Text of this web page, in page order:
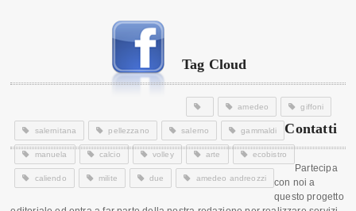
Tag Cloud
amedeo giffoni
salernitana pellezzano salerno gammaldi
manuela calcio volley arte ecobistro
caliendo milite due amedeo andreozzi
Contatti
Partecipa
con noi a
questo progetto